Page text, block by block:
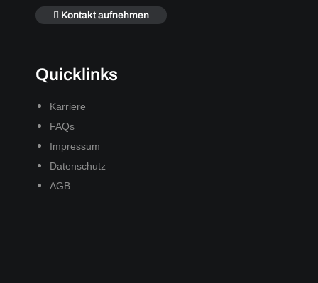
Kontakt aufnehmen
Quicklinks
Karriere
FAQs
Impressum
Datenschutz
AGB